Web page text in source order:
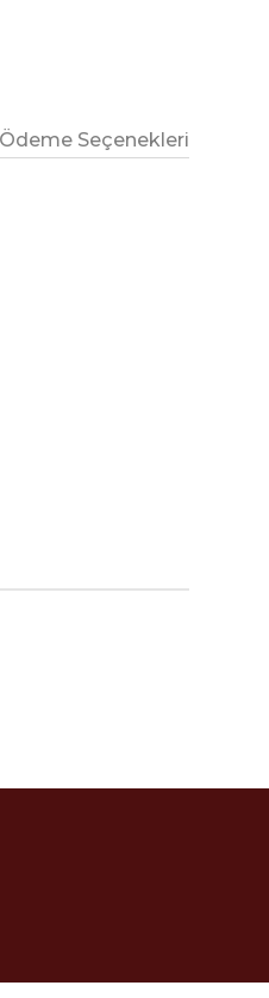
Ödeme Seçenekleri